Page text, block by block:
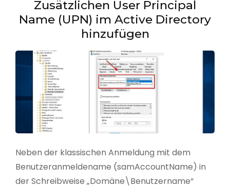
Zusätzlichen User Principal
Name (UPN) im Active Directory
hinzufügen
Neben der klassischen Anmeldung mit dem
Benutzeranmeldename (samAccountName) in
der Schreibweise „Domäne\Benutzername“